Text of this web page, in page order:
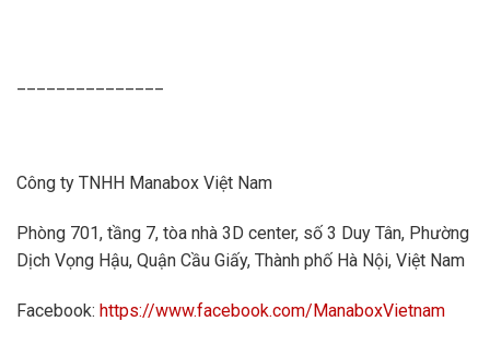
Công ty TNHH Manabox Việt Nam
Phòng 701, tầng 7, tòa nhà 3D center, số 3 Duy Tân, Phường
Dịch Vọng Hậu, Quận Cầu Giấy, Thành phố Hà Nội, Việt Nam
Facebook: https://www.facebook.com/ManaboxVietnam